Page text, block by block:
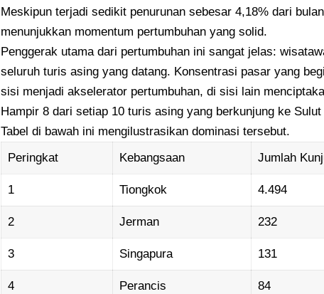
Meskipun terjadi sedikit penurunan sebesar 4,18% dari
menunjukkan momentum pertumbuhan yang solid.
Penggerak utama dari pertumbuhan ini sangat jelas:
seluruh turis asing yang datang. Konsentrasi pasar yang
sisi menjadi akselerator pertumbuhan, di sisi lain
Hampir 8 dari setiap 10 turis asing yang berkunjung ke
Tabel di bawah ini mengilustrasikan dominasi tersebut.
Peringkat
Kebangsaan Jumlah
1 Tiongkok 4.494
2 Jerman 232
3 Singapura 131
4 Perancis 84